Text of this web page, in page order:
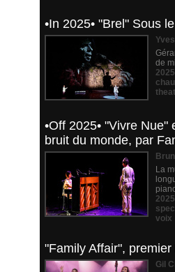
•In 2025• "Brel" Sous
de
2025
•Off 2025• "Vivre
bruit du monde, par
La
2025
voix
"Family Affair",
Gil